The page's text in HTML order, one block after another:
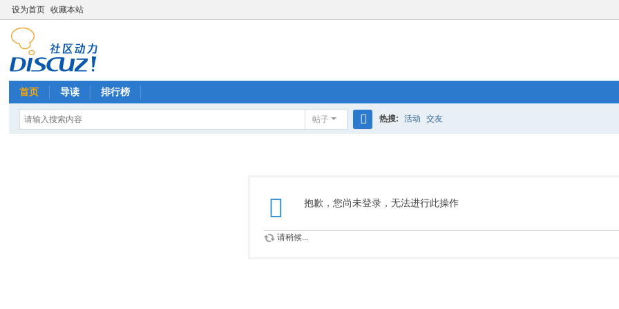
设为首页 收藏本站
首页 导读 排行榜
帖子 热搜: 活动 交友
抱歉，您尚未登录，无法进行此操作
请稍候...